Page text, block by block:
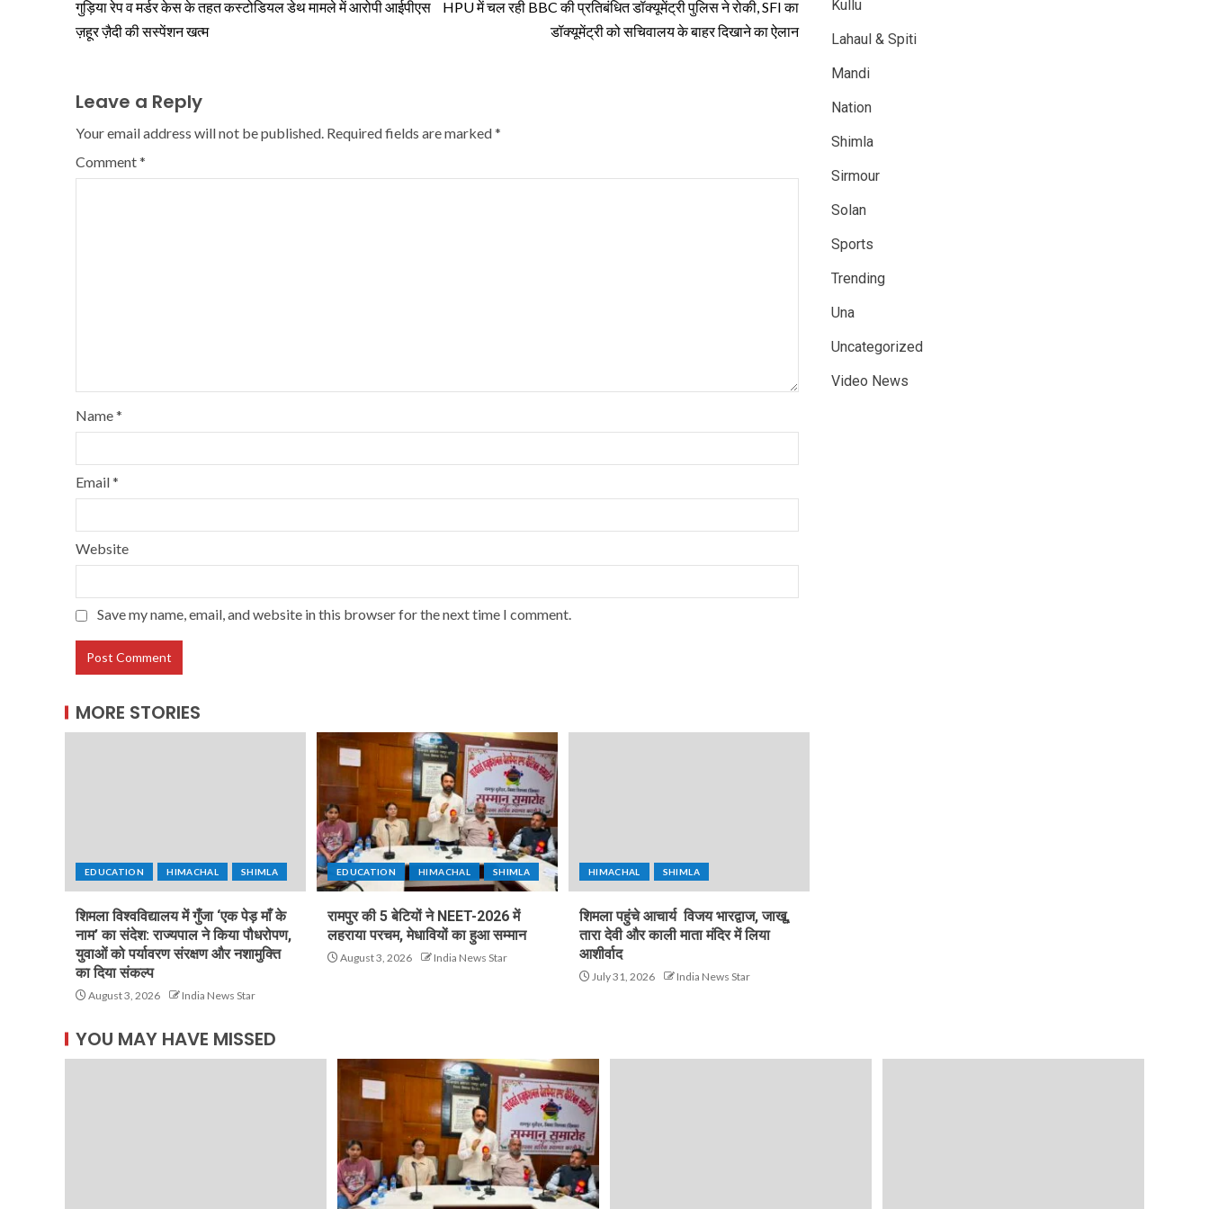
गुड़िया रेप व मर्डर केस के तहत कस्टोडियल डेथ मामले में आरोपी आईपीएस
ज़हूर ज़ैदी की सस्पेंशन खत्म
HPU में चल रही BBC की प्रतिबंधित डॉक्यूमेंट्री पुलिस ने रोकी, SFI का
डॉक्यूमेंट्री को सचिवालय के बाहर दिखाने का ऐलान
Leave a Reply
Your email address will not be published. Required fields are marked*
Comment*
Name*
Email*
Website
Save my name, email, and website in this browser for the next time I comment.
MORE STORIES
EDUCATION HIMACHAL SHIMLA
शिमला विश्वविद्यालय में गुँजा ‘एक पेड़ माँ के
नाम’ का संदेश: राज्यपाल ने किया पौधरोपण,
युवाओं को पर्यावरण संरक्षण और नशामुक्ति
का दिया संकल्प
August 3, 2026 India News Star
EDUCATION HIMACHAL SHIMLA
रामपुर की 5 बेटियों ने NEET-2026 में
लहराया परचम, मेधावियों का हुआ सम्मान
August 3, 2026 India News Star
HIMACHAL SHIMLA
शिमला पहुंचे आचार्य विजय भारद्वाज, जाखू,
तारा देवी और काली माता मंदिर में लिया
आशीर्वाद
July 31, 2026 India News Star
Kullu
Lahaul & Spiti
Mandi
Nation
Shimla
Sirmour
Solan
Sports
Trending
Una
Uncategorized
Video News
YOU MAY HAVE MISSED